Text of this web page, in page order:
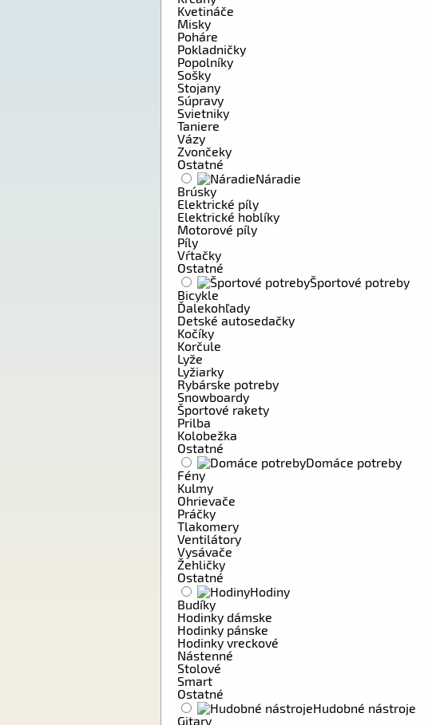
Kvetináče
Misky
Poháre
Pokladničky
Popolníky
Sošky
Stojany
Súpravy
Svietniky
Taniere
Vázy
Zvončeky
Ostatné
Náradie
Brúsky
Elektrické píly
Elektrické hoblíky
Motorové píly
Píly
Vŕtačky
Ostatné
Športové potreby
Bicykle
Ďalekohľady
Detské autosedačky
Kočíky
Korčule
Lyže
Lyžiarky
Rybárske potreby
Snowboardy
Športové rakety
Prilba
Kolobežka
Ostatné
Domáce potreby
Fény
Kulmy
Ohrievače
Práčky
Tlakomery
Ventilátory
Vysávače
Žehličky
Ostatné
Hodiny
Budíky
Hodinky dámske
Hodinky pánske
Hodinky vreckové
Nástenné
Stolové
Smart
Ostatné
Hudobné nástroje
Gitary